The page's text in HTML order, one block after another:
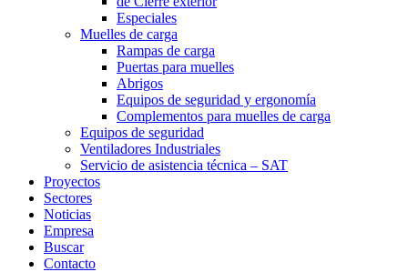
Especiales
Muelles de carga
Rampas de carga
Puertas para muelles
Abrigos
Equipos de seguridad y ergonomía
Complementos para muelles de carga
Equipos de seguridad
Ventiladores Industriales
Servicio de asistencia técnica – SAT
Proyectos
Sectores
Noticias
Empresa
Buscar
Contacto